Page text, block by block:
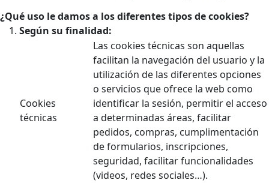
¿Qué uso le damos a los diferentes tipos de cookies?
Según su finalidad:
Cookies
técnicas
Las cookies técnicas son aquellas
facilitan la navegación del usuario y la
utilización de las diferentes opciones
o servicios que ofrece la web como
identificar la sesión, permitir el acceso
a determinadas áreas, facilitar
pedidos, compras, cumplimentación
de formularios, inscripciones,
seguridad, facilitar funcionalidades
(videos, redes sociales…).